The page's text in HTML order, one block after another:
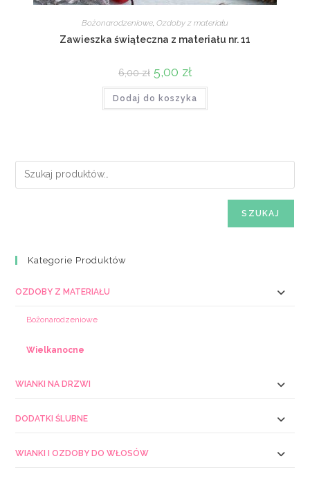
Bożonarodzeniowe, Ozdoby z materiału
Zawieszka świąteczna z materiału nr. 11
6,00zł Pierwotna
cena
wynosiła:
6,00 zł.
5,00 złAktualna
cena
wynosi:
5,00 zł.
Dodaj do koszyka
SZUKAJ
Kategorie Produktów
OZDOBY Z MATERIAŁU
Bożonarodzeniowe
Wielkanocne
WIANKI NA DRZWI
DODATKI ŚLUBNE
WIANKI I OZDOBY DO WŁOSÓW